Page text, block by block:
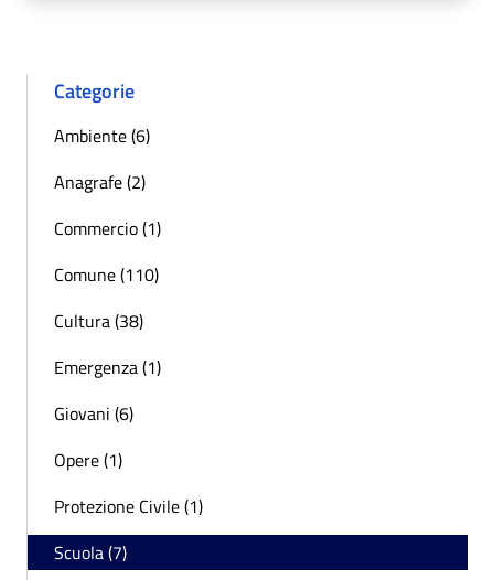
Categorie
Ambiente (6)
Anagrafe (2)
Commercio (1)
Comune (110)
Cultura (38)
Emergenza (1)
Giovani (6)
Opere (1)
Protezione Civile (1)
Scuola (7)